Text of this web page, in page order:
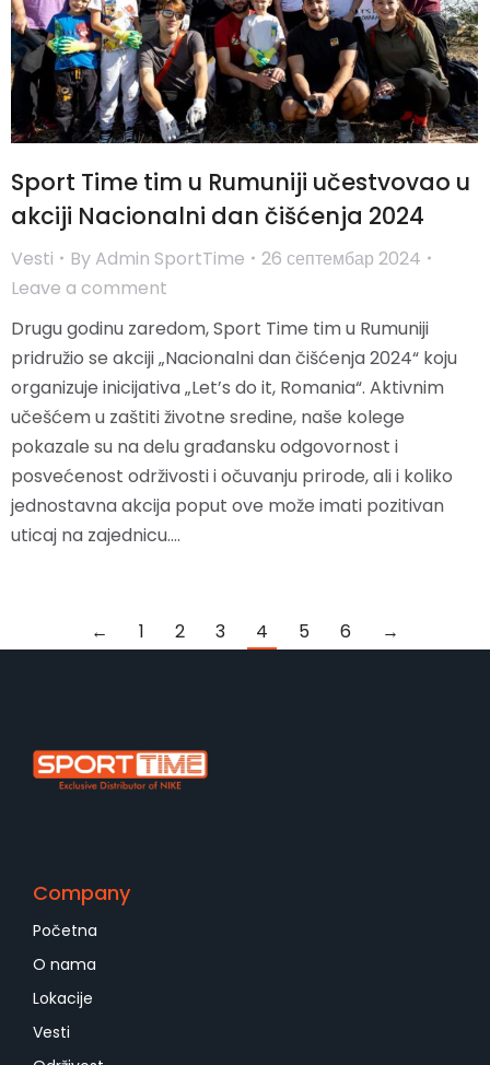
Sport Time tim u Rumuniji učestvovao u
akciji Nacionalni dan čišćenja 2024
Vesti By Admin SportTime
26 септембар 2024
Leave a comment
Drugu godinu zaredom, Sport Time tim u Rumuniji
pridružio se akciji „Nacionalni dan čišćenja 2024“ koju
organizuje inicijativa „Let’s do it, Romania“. Aktivnim
učešćem u zaštiti životne sredine, naše kolege
pokazale su na delu građansku odgovornost i
posvećenost održivosti i očuvanju prirode, ali i koliko
jednostavna akcija poput ove može imati pozitivan
uticaj na zajednicu.…
← 1 2 3 4 5 6 →
Company
Početna
O nama
Lokacije
Vesti